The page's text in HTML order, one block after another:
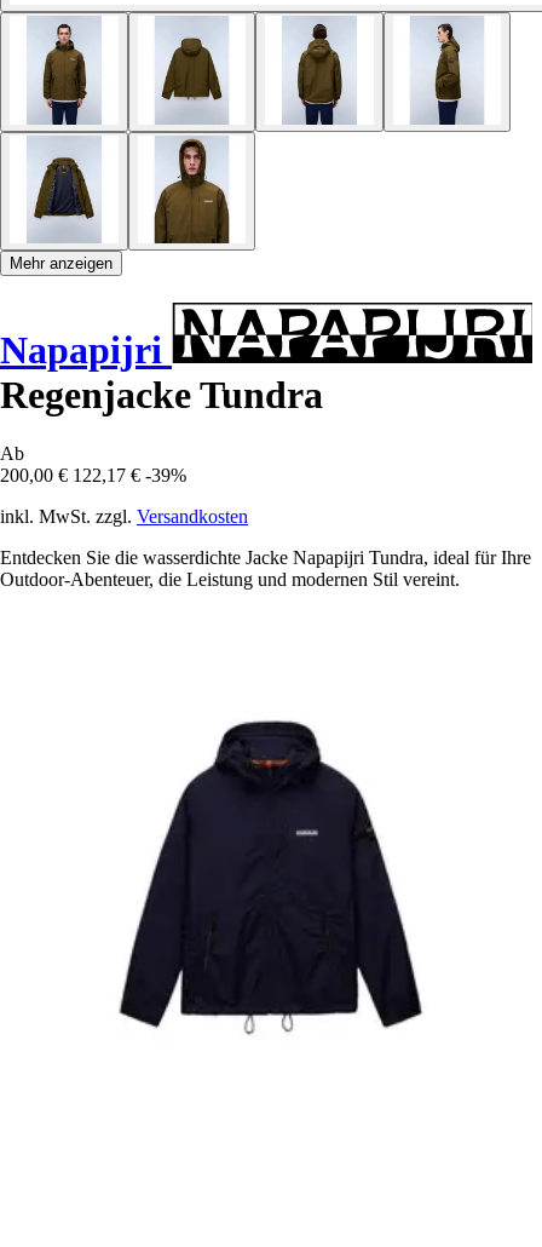
Mehr anzeigen
Napapijri
Regenjacke Tundra
Ab
200,00 € 122,17 € -39%
inkl. MwSt. zzgl. Versandkosten
Entdecken Sie die wasserdichte Jacke Napapijri Tundra, ideal für Ihre
Outdoor-Abenteuer, die Leistung und modernen Stil vereint.